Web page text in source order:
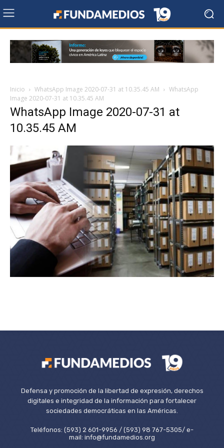
Inicio WhatsApp Image 2020-07-31 at 10.35.45 AM
WhatsApp
Image 2020-07-31 at 10.35.45 AM
WhatsApp Image 2020-07-31 at
10.35.45 AM
Defensa y promoción de la libertad de expresión, derechos
digitales e integridad de la información para fortalecer
sociedades democráticas en las Américas.
Teléfonos: (593) 2 601-9956 / (593) 98 767-5305/ e-
mail: info@fundamedios.org